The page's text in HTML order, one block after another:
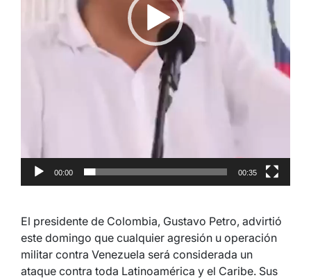
00:00 00:35
El presidente de Colombia, Gustavo Petro, advirtió
este domingo que cualquier agresión u operación
militar contra Venezuela será considerada un
ataque contra toda Latinoamérica y el Caribe. Sus